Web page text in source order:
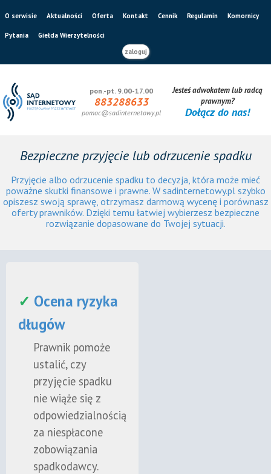
O serwisie Aktualności Oferta Kontakt Cennik Regulamin Komornicy
Pytania
Giełda Wierzytelności
zaloguj
pon.-pt. 9.00-17.00
883288633
pomoc@sadinternetowy.pl
Jesteś adwokatem lub radcą
prawnym?
Dołącz do nas!
Bezpieczne przyjęcie lub odrzucenie spadku
Przyjęcie albo odrzucenie spadku to decyzja, która może mieć
poważne skutki finansowe i prawne. W sadinternetowy.pl szybko
opiszesz swoją sprawę, otrzymasz darmową wycenę i porównasz
oferty prawników. Dzięki temu łatwiej wybierzesz bezpieczne
rozwiązanie dopasowane do Twojej sytuacji.
✓ Ocena ryzyka
długów
Prawnik pomoże
ustalić, czy
przyjęcie spadku
nie wiąże się z
odpowiedzialnością
za niespłacone
zobowiązania
spadkodawcy.